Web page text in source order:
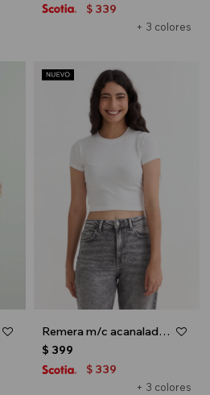
+ 3 colores
$ 339
Remera m/c acanalada cuello a la base - Blanco
+ 3 colores
$ 399
$ 339